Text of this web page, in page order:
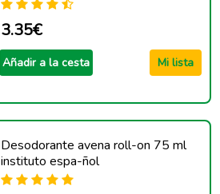
3.35€
Añadir a la cesta Mi lista
Desodorante avena roll-on 75 ml
instituto espa-ñol